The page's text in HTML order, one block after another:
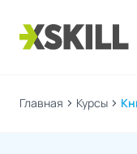
Главная chevron_right Курсы chevron_right